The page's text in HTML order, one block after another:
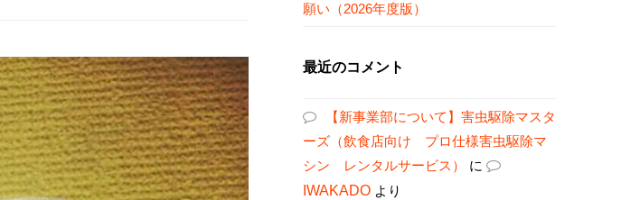
願い（2026年度版）
最近のコメント
【新事業部について】害虫駆除マスタ
ーズ（飲食店向け プロ仕様害虫駆除マ
シン レンタルサービス）
に
IWAKADO より